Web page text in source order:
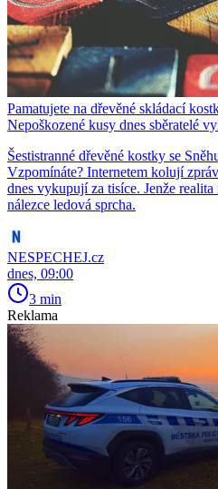
Pamatujete na dřevěné skládací
Nepoškozené kusy dnes sběratelé
Šestistranné dřevěné kostky se
Vzpomínáte? Internetem kolují
dnes vykupují za tisíce. Jenže
nálezce ledová sprcha.
NESPECHEJ.cz
dnes, 09:00
3 min
Reklama